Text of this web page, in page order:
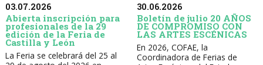
03.07.2026
Abierta inscripción para
profesionales de la 29
edición de la Feria de
Castilla y León
La Feria se celebrará del 25 al
30.06.2026
Boletín de julio 20 AÑOS
DE COMPROMISO CON
LAS ARTES ESCÉNICAS
En 2026, COFAE, la
Coordinadora de Ferias de